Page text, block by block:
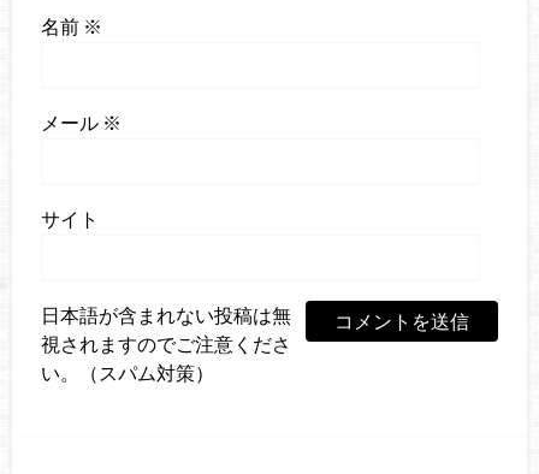
名前 ※
メール ※
サイト
日本語が含まれない投稿は無
視されますのでご注意くださ
い。（スパム対策）